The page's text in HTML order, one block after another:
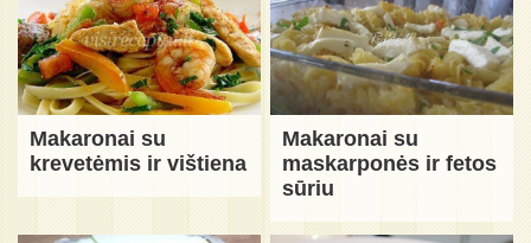
Makaronai su
krevetėmis ir vištiena
Makaronai su
maskarponės ir fetos
sūriu